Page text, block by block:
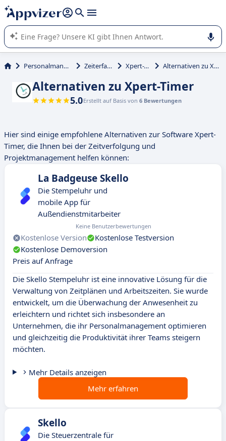
beantworten (mehrere Zeilen mit
Die KI von Appvizer führt Sie bei der Nutzung oder Auswahl
von SaaS-Software in Unternehmen.
Personalmanagement Zeiterfassung Xpert-Timer Alternativen zu Xpert-Timer
Alternativen zu Xpert-Timer
5.0Erstellt auf Basis von 6 Bewertungen
Hier sind einige empfohlene Alternativen zur Software Xpert-
Timer, die Ihnen bei der Zeitverfolgung und
Projektmanagement helfen können:
La Badgeuse Skello
Die Stempeluhr und
mobile App für
Außendienstmitarbeiter
Keine Benutzerbewertungen
Kostenlose Version
Kostenlose Testversion
Kostenlose Demoversion
Preis auf Anfrage
Die Skello Stempeluhr ist eine innovative Lösung für die
Verwaltung von Zeitplänen und Arbeitszeiten. Sie wurde
entwickelt, um die Überwachung der Anwesenheit zu
erleichtern und richtet sich insbesondere an
Unternehmen, die ihr Personalmanagement optimieren
und gleichzeitig die Produktivität ihrer Teams steigern
möchten.
Mehr Details anzeigen
Mehr erfahren
Skello
Die Steuerzentrale für